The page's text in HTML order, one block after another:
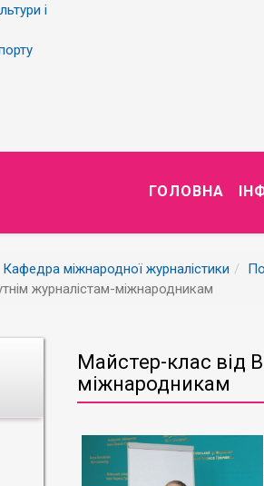
і
ГОЛОВНА
Кафедра міжнародної журналістики
журналістам-міжнародникам
Майстер-клас від
міжнародникам